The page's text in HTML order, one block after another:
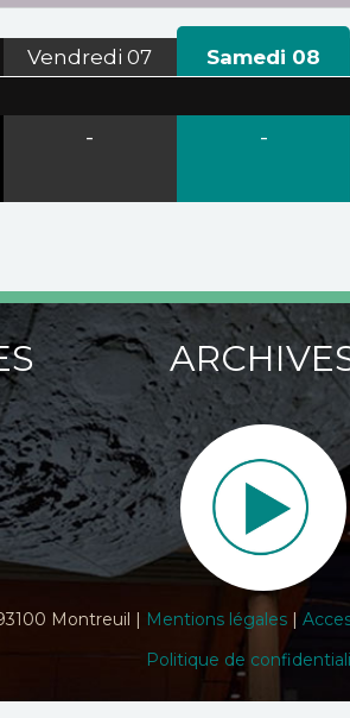
Vendredi 07 Samedi 08
- -
Montreuil | Mentions légales |
Politique de